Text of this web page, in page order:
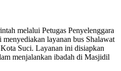
melalui Petugas Penyelenggara
layanan bus Shalawat
Suci. Layanan ini disiapkan
menjalankan ibadah di Masjidil